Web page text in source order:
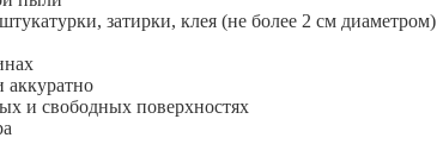
затирки, клея (не более 2 см диаметром)
аккуратно
и свободных поверхностях